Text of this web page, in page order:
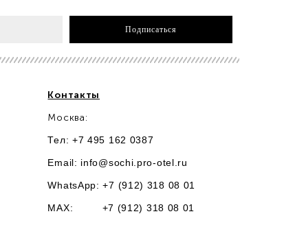
Подписаться
Контакты
Москва:
Тел: +7 495 162 0387
Email: info@sochi.pro-otel.ru
WhatsApp: +7 (912) 318 08 01
MAX: +7 (912) 318 08 01